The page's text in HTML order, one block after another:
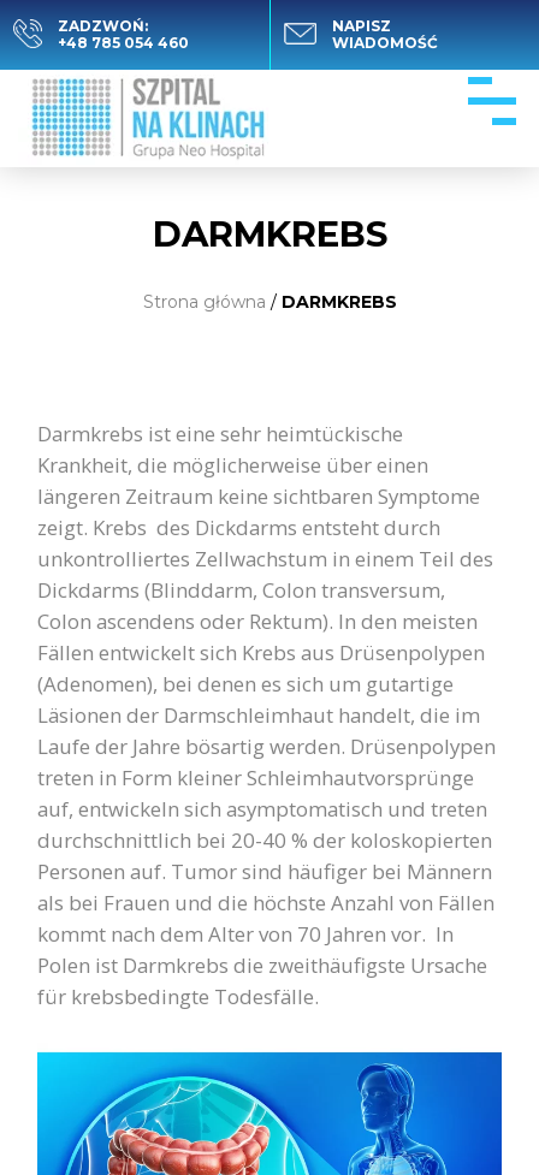
ZADZWOŃ:
+48 785 054 460
NAPISZ
WIADOMOŚĆ
DARMKREBS
Strona główna / DARMKREBS
Darmkrebs ist eine sehr heimtückische
Krankheit, die möglicherweise über einen
längeren Zeitraum keine sichtbaren Symptome
zeigt. Krebs des Dickdarms entsteht durch
unkontrolliertes Zellwachstum in einem Teil des
Dickdarms (Blinddarm, Colon transversum,
Colon ascendens oder Rektum). In den meisten
Fällen entwickelt sich Krebs aus Drüsenpolypen
(Adenomen), bei denen es sich um gutartige
Läsionen der Darmschleimhaut handelt, die im
Laufe der Jahre bösartig werden. Drüsenpolypen
treten in Form kleiner Schleimhautvorsprünge
auf, entwickeln sich asymptomatisch und treten
durchschnittlich bei 20-40 % der koloskopierten
Personen auf. Tumor sind häufiger bei Männern
als bei Frauen und die höchste Anzahl von Fällen
kommt nach dem Alter von 70 Jahren vor. In
Polen ist Darmkrebs die zweithäufigste Ursache
für krebsbedingte Todesfälle.